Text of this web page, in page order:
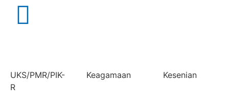
UKS/PMR/PIK-
R
Keagamaan Kesenian